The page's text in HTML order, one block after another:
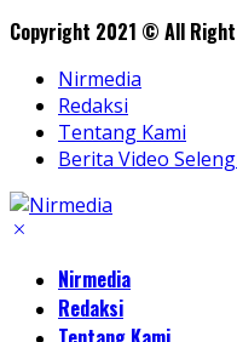
Copyright 2021 © All
Nirmedia
Redaksi
Tentang Kami
Berita Video
Nirmedia
Redaksi